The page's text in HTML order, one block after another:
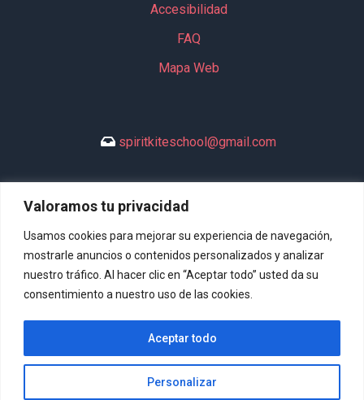
Valoramos tu privacidad
Usamos cookies para mejorar su experiencia de navegación,
mostrarle anuncios o contenidos personalizados y analizar
nuestro tráfico. Al hacer clic en “Aceptar todo” usted da su
consentimiento a nuestro uso de las cookies.
Personalizar
Aceptar todo
Accesibilidad
FAQ
Mapa Web
spiritkiteschool@gmail.com
DeltaSpirit © 2026 Todos los derechos reservados. | Diseño
Web:Hitech Informática